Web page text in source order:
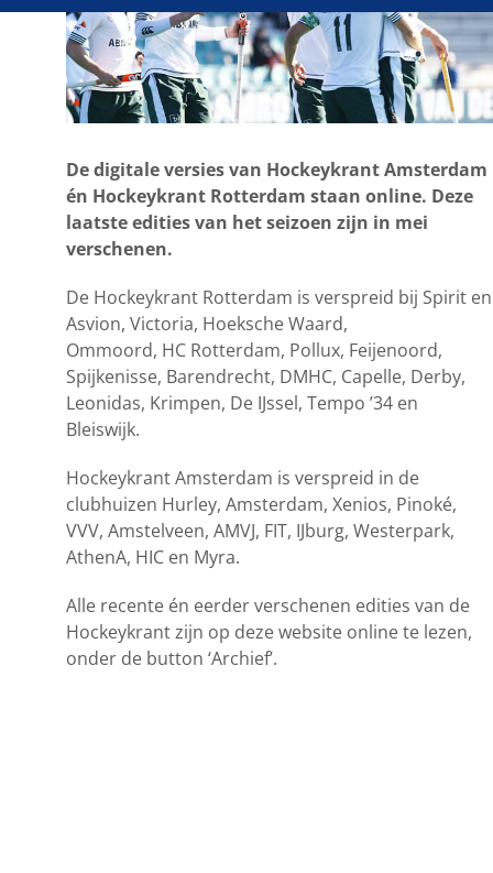
De digitale versies van Hockeykrant Amsterdam
én Hockeykrant Rotterdam staan online. Deze
laatste edities van het seizoen zijn in mei
verschenen.
De Hockeykrant Rotterdam is verspreid bij Spirit en
Asvion, Victoria, Hoeksche Waard,
Ommoord, HC Rotterdam, Pollux, Feijenoord,
Spijkenisse, Barendrecht, DMHC, Capelle, Derby,
Leonidas, Krimpen, De IJssel, Tempo ’34 en
Bleiswijk.
Hockeykrant Amsterdam is verspreid in de
clubhuizen Hurley, Amsterdam, Xenios, Pinoké,
VVV, Amstelveen, AMVJ, FIT, IJburg, Westerpark,
AthenA, HIC en Myra.
Alle recente én eerder verschenen edities van de
Hockeykrant zijn op deze website online te lezen,
onder de button ‘Archief’.